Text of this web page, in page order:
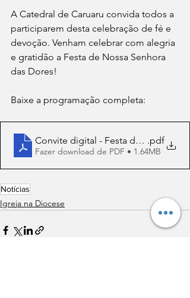
A Catedral de Caruaru convida todos a
participarem desta celebração de fé e
devoção. Venham celebrar com alegria
e gratidão a Festa de Nossa Senhora
das Dores!
Baixe a programação completa:
Convite digital - Festa de Nossa
.pdf
Fazer download de PDF • 1.64MB
Notícias
Igreja na Diocese